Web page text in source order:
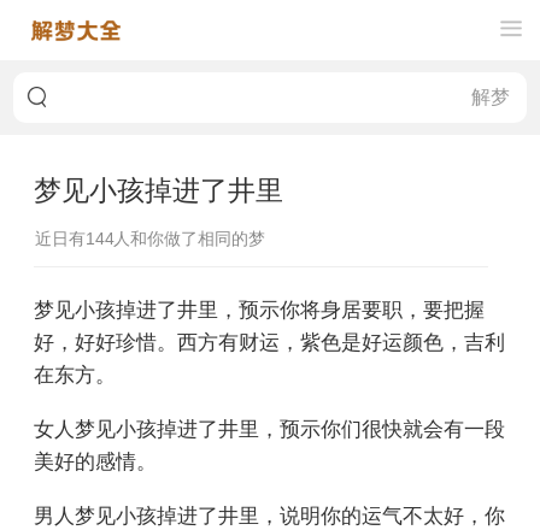
梦见小孩掉进了井里
近日有144人和你做了相同的梦
梦见小孩掉进了井里，预示你将身居要职，要把握
好，好好珍惜。西方有财运，紫色是好运颜色，吉利
在东方。
女人梦见小孩掉进了井里，预示你们很快就会有一段
美好的感情。
男人梦见小孩掉进了井里，说明你的运气不太好，你